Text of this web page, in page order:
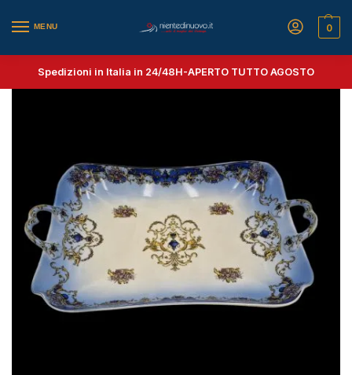
MENU 0
Spedizioni in Italia in 24/48H-APERTO TUTTO AGOSTO